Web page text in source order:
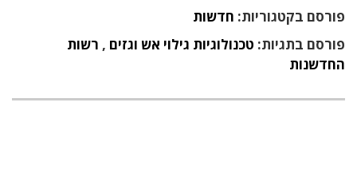
פורסם בקטגוריות: חדשות
פורסם בתגיות: טכנולוגיות גילוי אש וגזים , רשות
החדשנות